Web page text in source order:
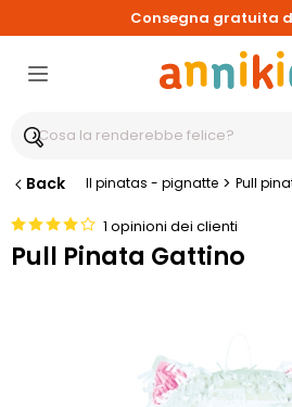
Consegna gratuita
Back Il pinatas - pignatte > Pull
1 opinioni dei clienti
Pull Pinata Gattino